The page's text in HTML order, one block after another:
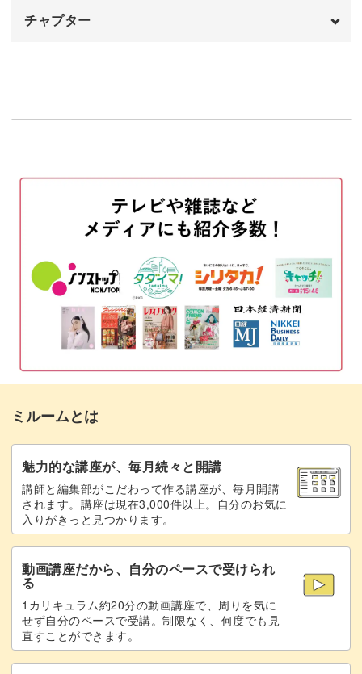
チャプター
生地の余分をカットする
パネルに生地を貼りつける
リボンに図案を写す 15:52
「P」「i」「r」を刺繍する
「a」「s」を刺繍する
リボンを貼る 32:03
完成♪
ミルームとは
魅力的な講座が、毎月続々と開講
講師と編集部がこだわって作る講座が、毎月開講
されます。講座は現在3,000件以上。自分のお気に
入りがきっと見つかります。
動画講座だから、自分のペースで受けられ
る
1カリキュラム約20分の動画講座で、周りを気に
せず自分のペースで受講。制限なく、何度でも見
直すことができます。